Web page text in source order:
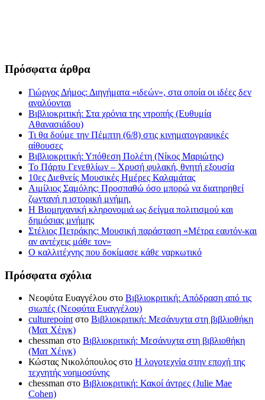
Πρόσφατα άρθρα
Γιώργος Δήμος: Διηγήματα «ιδεών», στα οποία οι ιδέες δεν
αναλύονται
Βιβλιοκριτική: Στα χρόνια της ντροπής (Ευθυμία
Αθανασιάδου)
Τι θα δούμε την Πέμπτη (6/8) στις κινηματογραφικές
αίθουσες
Βιβλιοκριτική: Υπόθεση Πολέτη (Νίκος Μαριώτης)
Το Πάρτυ Γενεθλίων – Χρυσή φυλακή, θνητή εξουσία
10ες Διεθνείς Μουσικές Ημέρες Καλαμάτας
Αιμίλιος Σαμόλης: Προσπαθώ όσο μπορώ να διατηρηθεί
ζωντανή η ιστορική μνήμη.
Η Βιομηχανική κληρονομιά ως δείγμα πολιτισμού και
δημόσιας μνήμης
Στέλιος Πετράκης: Μουσική παράσταση «Μέτρα εαυτόν-και
αν αντέχεις μάθε τον»
Ο καλλιτέχνης που δοκίμασε κάθε ναρκωτικό
Πρόσφατα σχόλια
Νεοφύτα Ευαγγέλου στο Βιβλιοκριτική: Απόδραση από τις
σιωπές (Νεοφύτα Ευαγγέλου)
culturepointστο Βιβλιοκριτική: Μεσάνυχτα στη βιβλιοθήκη
(Ματ Χέιγκ)
chessman στο Βιβλιοκριτική: Μεσάνυχτα στη βιβλιοθήκη
(Ματ Χέιγκ)
Κώστας Νικολόπουλος στο Η λογοτεχνία στην εποχή της
τεχνητής νοημοσύνης
chessman στο Βιβλιοκριτική: Κακοί άντρες (Julie Mae
Cohen)